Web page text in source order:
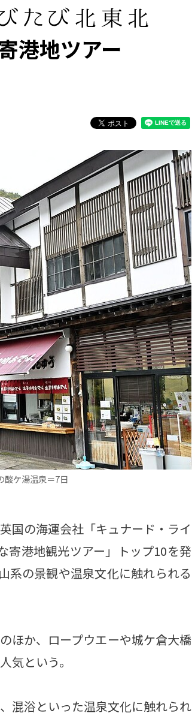
港地ツアー
酸ケ湯温泉＝7日
国の海運会社「キュナード・ライ
寄港地観光ツアー」トップ10を発
系の景観や温泉文化に触れられる
ほか、ロープウエーや城ケ倉大橋
気という。
混浴といった温泉文化に触れられ